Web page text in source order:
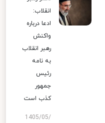
انقلاب:
ادعا درباره
واکنش
رهبر انقلاب
به نامه
رئیس
جمهور
کذب است
1405/05/